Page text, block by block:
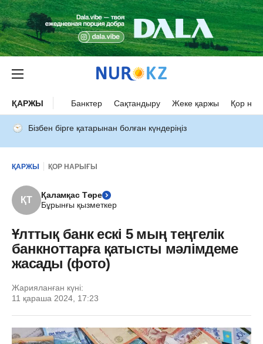
ҚАРЖЫ Банктер Сақтандыру Жеке қаржы Қор
Бізбен бірге қатарынан болған күндеріңіз
ҚАРЖЫ ҚОР НАРЫҒЫ
ҚТ
Қаламқас Төре
Бұрынғы қызметкер
Ұлттық банк ескі 5 мың теңгелік
банкноттарға қатысты мәлімдеме
жасады (фото)
Жарияланған күні:
11 қараша 2024, 17:23